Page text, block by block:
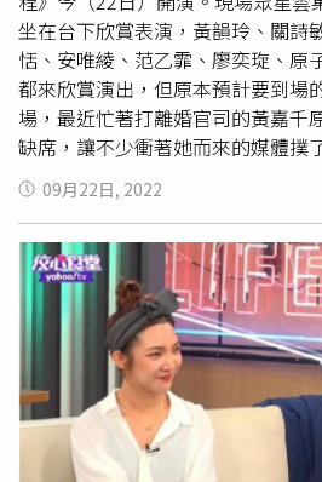
展，自己知道要做什麼就自己決定
坐在台下欣賞表演，黃韻玲、關詩
恬、安唯綾、范乙霏、廖奕琁、原
都來欣賞演出，但原本預計要到場
場，最近忙著打離婚官司的黃嘉千
缺席，讓不少衝著她而來的媒體撲
夫妻，蔡詩萍、林書煒夫妻，及劉
焦正德攝）現場不少情侶檔、夫妻
是艾力克斯、李詠嫻夫妻，高雋雅
著女友劉樸受訪，陳大天搞笑表
禮遇。」原子少年火星陳峻廷、
陳大天上週去欣賞女友劉樸演出的
生地震，「我看過尖叫聲最多的
被問到若待會又地震怎麼辦？陳
來！當然要保護她啊！但通常是她
到婚事，陳大天表示有慢慢在計畫
另外一半放心」。
高雋雅
、林禹前
09月22日, 2022